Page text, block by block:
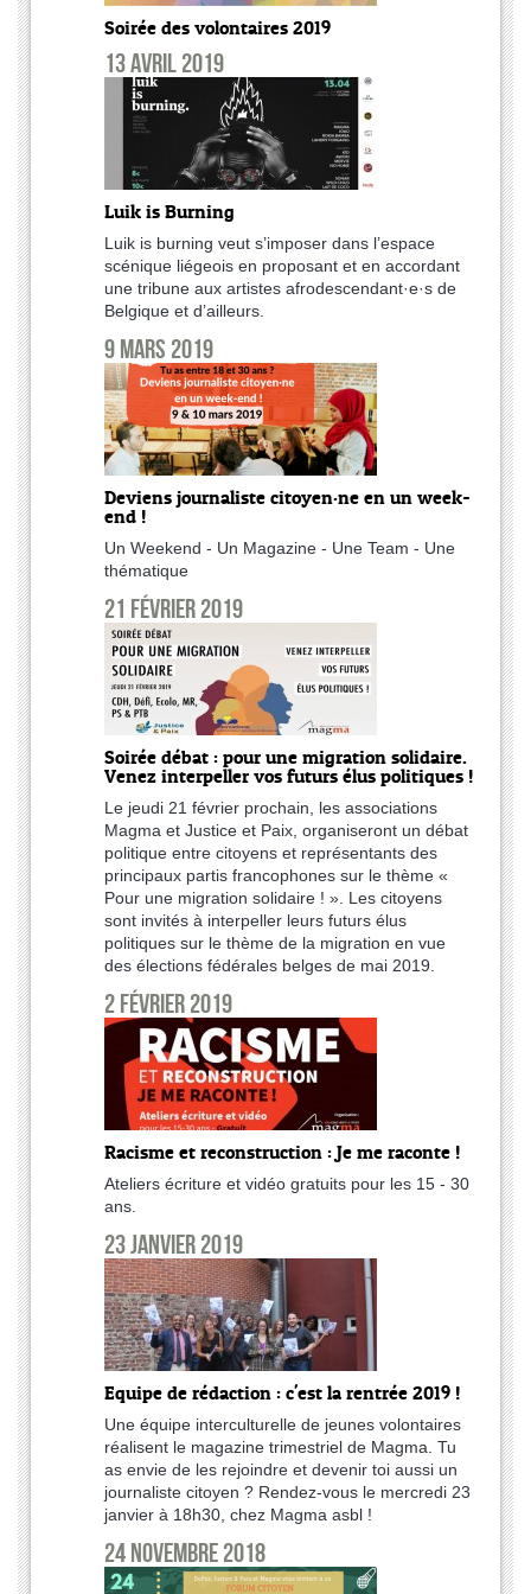
Soirée des volontaires 2019
13 avril 2019
Luik is Burning
Luik is burning veut s’imposer dans l’espace
scénique liégeois en proposant et en accordant
une tribune aux artistes afrodescendant·e·s de
Belgique et d’ailleurs.
9 mars 2019
Deviens journaliste citoyen·ne en un week-
end !
Un Weekend - Un Magazine - Une Team - Une
thématique
21 février 2019
Soirée débat : pour une migration solidaire.
Venez interpeller vos futurs élus politiques !
Le jeudi 21 février prochain, les associations
Magma et Justice et Paix, organiseront un débat
politique entre citoyens et représentants des
principaux partis francophones sur le thème «
Pour une migration solidaire ! ». Les citoyens
sont invités à interpeller leurs futurs élus
politiques sur le thème de la migration en vue
des élections fédérales belges de mai 2019.
2 février 2019
Racisme et reconstruction : Je me raconte !
Ateliers écriture et vidéo gratuits pour les 15 - 30
ans.
23 janvier 2019
Equipe de rédaction : c'est la rentrée 2019 !
Une équipe interculturelle de jeunes volontaires
réalisent le magazine trimestriel de Magma. Tu
as envie de les rejoindre et devenir toi aussi un
journaliste citoyen ? Rendez-vous le mercredi 23
janvier à 18h30, chez Magma asbl !
24 novembre 2018